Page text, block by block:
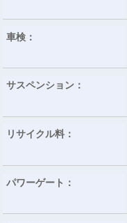
車検：
サスペンション：
リサイクル料：
パワーゲート：